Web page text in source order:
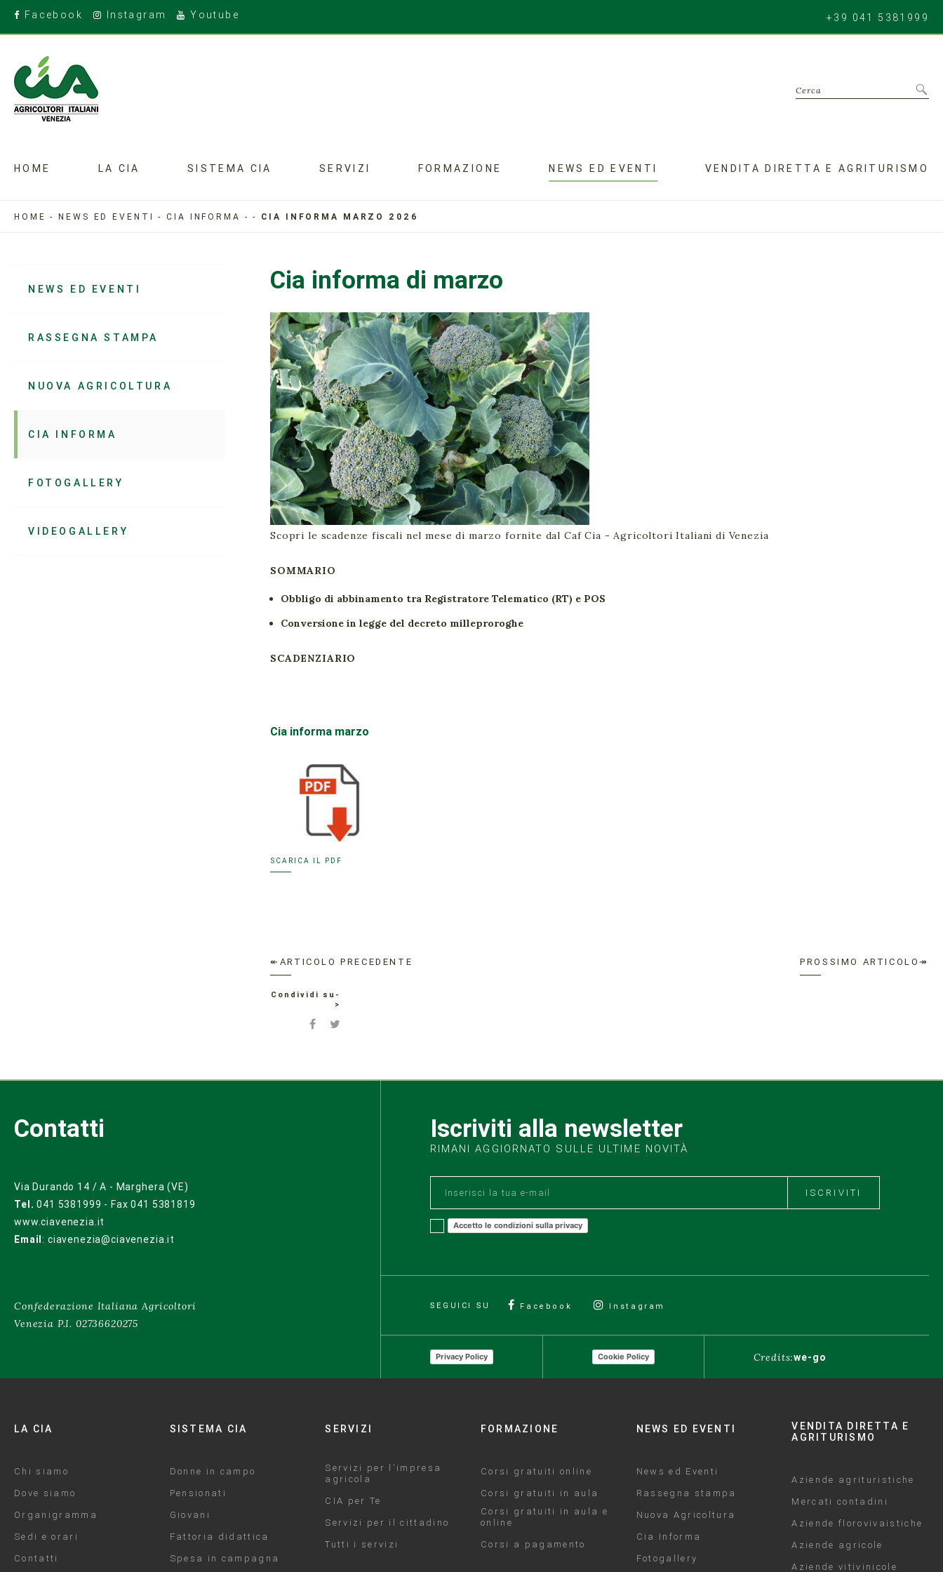
Facebook Instagram Youtube +39 041 5381999
Cerca
HOME LA CIA SISTEMA CIA SERVIZI FORMAZIONE NEWS ED EVENTI VENDITA DIRETTA E AGRITURISMO
HOME -NEWS ED EVENTI -CIA INFORMA -- CIA INFORMA MARZO 2026
NEWS ED EVENTI
RASSEGNA STAMPA
NUOVA AGRICOLTURA
CIA INFORMA
FOTOGALLERY
VIDEOGALLERY
Cia informa di marzo
Scopri le scadenze fiscali nel mese di marzo fornite dal Caf Cia - Agricoltori Italiani di Venezia
SOMMARIO
Obbligo di abbinamento tra Registratore Telematico (RT) e POS
Conversione in legge del decreto milleproroghe
SCADENZIARIO
Cia informa marzo
SCARICA IL PDF
↞ARTICOLO PRECEDENTE PROSSIMO ARTICOLO↠
Condividi su-
>
Contatti
Via Durando 14 / A - Marghera (VE)
Tel. 041 5381999 - Fax 041 5381819
www.ciavenezia.it
Email: ciavenezia@ciavenezia.it
Confederazione Italiana Agricoltori
Venezia P.I. 02736620275
Iscriviti alla newsletter
RIMANI AGGIORNATO SULLE ULTIME NOVITÀ
ISCRIVITI
Accetto le condizioni sulla privacy
SEGUICI SU Facebook Instagram
Privacy Policy Cookie Policy Credits:we-go
LA CIA
Chi siamo
Dove siamo
Organigramma
Sedi e orari
Contatti
SISTEMA CIA
Donne in campo
Pensionati
Giovani
Fattoria didattica
Spesa in campagna
SERVIZI
Servizi per l'impresa
agricola
CIA per Te
Servizi per il cittadino
Tutti i servizi
FORMAZIONE
Corsi gratuiti online
Corsi gratuiti in aula
Corsi gratuiti in aula e
online
Corsi a pagamento
NEWS ED EVENTI
News ed Eventi
Rassegna stampa
Nuova Agricoltura
Cia Informa
Fotogallery
VENDITA DIRETTA E
AGRITURISMO
Aziende agrituristiche
Mercati contadini
Aziende florovivaistiche
Aziende agricole
Aziende vitivinicole